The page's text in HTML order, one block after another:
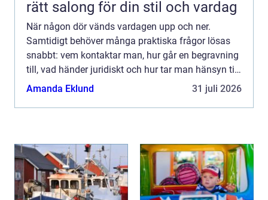
rätt salong för din stil och vardag
När någon dör vänds vardagen upp och ner.
Samtidigt behöver många praktiska frågor lösas
snabbt: vem kontaktar man, hur går en begravning
till, vad händer juridiskt och hur tar man hänsyn till
den avlidnes önskningar? I Bålsta finns erfarna
Amanda Eklund 31 juli 2026